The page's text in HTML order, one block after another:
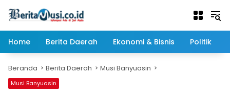
Home
Berita Daerah Ekonomi & Bisnis Politik
Beranda Berita Daerah Musi Banyuasin
Musi Banyuasin